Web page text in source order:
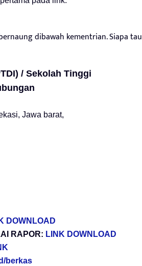
dibawah kementrian. Siapa tau
/ Sekolah Tinggi
Jawa barat,
DOWNLOAD
RAPOR: LINK DOWNLOAD
berkas